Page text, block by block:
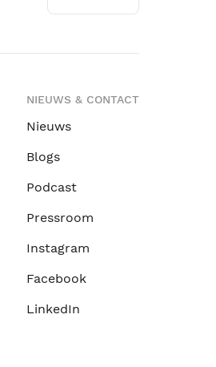
NIEUWS & CONTACT
Nieuws
Blogs
Podcast
Pressroom
Instagram
Facebook
LinkedIn